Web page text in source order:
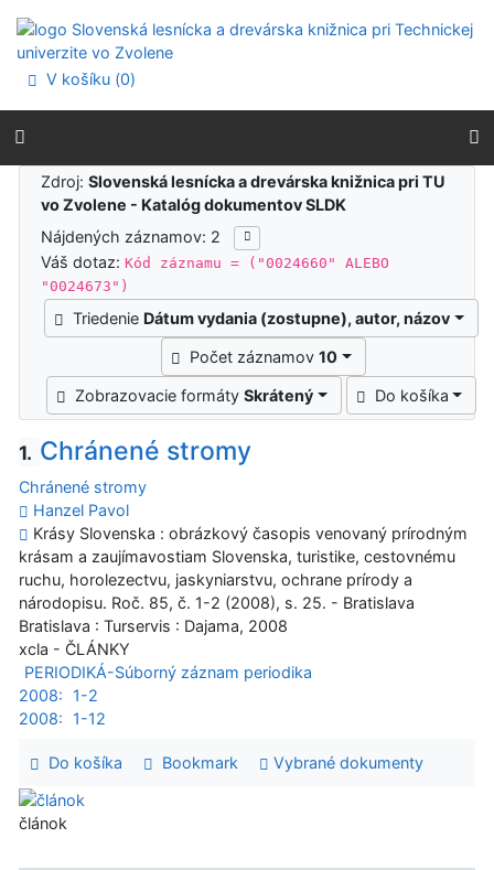
Prejsť na menu
Prehlásenie o webovej prístupnosti
V košíku (0)
Výsledky vyhľadávania
Zdroj:Slovenská lesnícka a drevárska knižnica pri TU
vo Zvolene - Katalóg dokumentov SLDK
Nájdených záznamov: 2
Váš dotaz:Kód záznamu = ("0024660" ALEBO
"0024673")
Triedenie Dátum vydania (zostupne), autor, názov
Počet záznamov10
Zobrazovacie formátySkrátený Do košíka
1. Chránené stromy
Chránené stromy
Hanzel Pavol
Krásy Slovenska : obrázkový časopis venovaný prírodným
krásam a zaujímavostiam Slovenska, turistike, cestovnému
ruchu, horolezectvu, jaskyniarstvu, ochrane prírody a
národopisu. Roč. 85, č. 1-2 (2008), s. 25. - Bratislava
Bratislava : Turservis : Dajama, 2008
xcla - ČLÁNKY
PERIODIKÁ-Súborný záznam periodika
2008:
1-2
2008:
1-12
Do košíka Bookmark Vybrané dokumenty
článok